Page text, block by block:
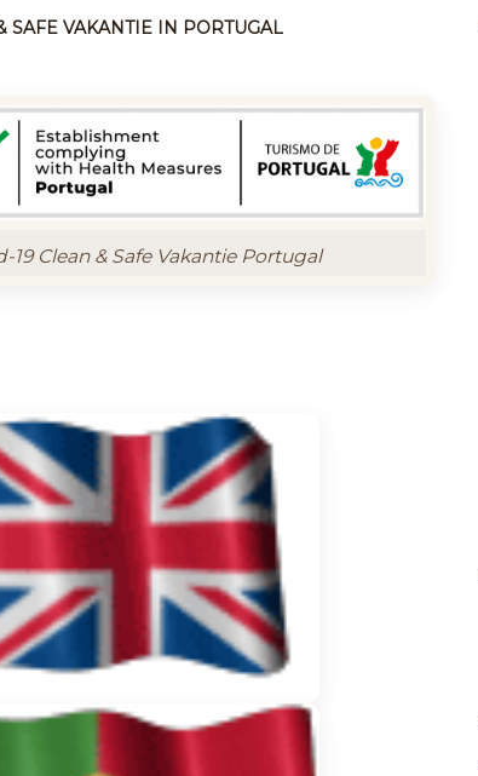
SAFE VAKANTIE IN PORTUGAL
19 Clean & Safe Vakantie Portugal